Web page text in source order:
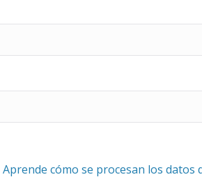
Aprende cómo se procesan los datos